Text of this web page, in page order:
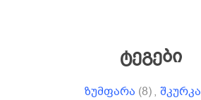
ტეგები
ზუმფარა (8), შკურკა